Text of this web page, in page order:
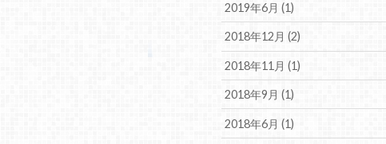
2019年6月 (1)
2018年12月 (2)
2018年11月 (1)
2018年9月 (1)
2018年6月 (1)